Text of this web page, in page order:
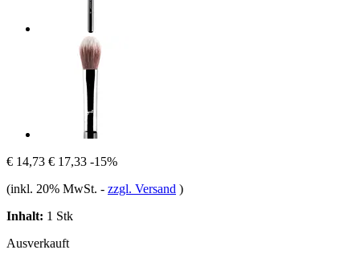
€ 14,73 € 17,33 -15%
(inkl. 20% MwSt. - zzgl. Versand )
Inhalt: 1 Stk
Ausverkauft